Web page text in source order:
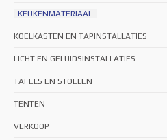
KEUKENMATERIAAL
KOELKASTEN EN TAPINSTALLATIES
LICHT EN GELUIDSINSTALLATIES
TAFELS EN STOELEN
TENTEN
VERKOOP